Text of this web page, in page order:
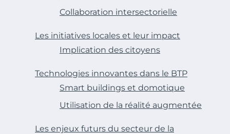
Collaboration intersectorielle
Les initiatives locales et leur impact
Implication des citoyens
Technologies innovantes dans le BTP
Smart buildings et domotique
Utilisation de la réalité augmentée
Les enjeux futurs du secteur de la